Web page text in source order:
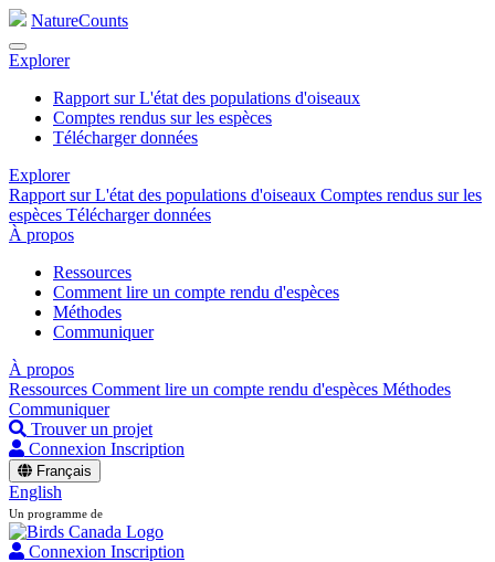
NatureCounts
Explorer
Rapport sur L'état des populations d'oiseaux
Comptes rendus sur les espèces
Télécharger données
Explorer
Rapport sur L'état des populations d'oiseaux Comptes rendus sur les
espèces Télécharger données
À propos
Ressources
Comment lire un compte rendu d'espèces
Méthodes
Communiquer
À propos
Ressources Comment lire un compte rendu d'espèces Méthodes
Communiquer
Trouver un projet
Connexion Inscription
Français
English
Un programme de
Connexion Inscription